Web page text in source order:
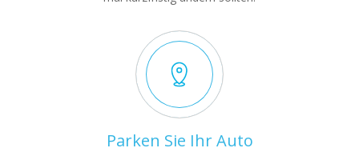
Parken Sie Ihr Auto